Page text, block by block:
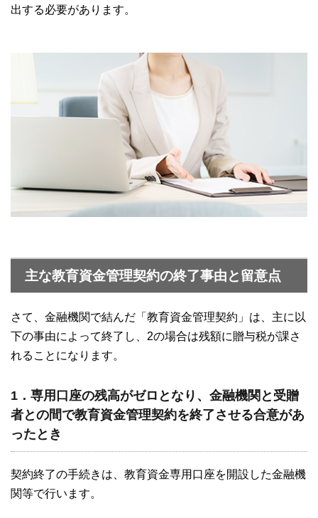
出する必要があります。
主な教育資金管理契約の終了事由と留意点
さて、金融機関で結んだ「教育資金管理契約」は、主に以
下の事由によって終了し、2の場合は残額に贈与税が課さ
れることになります。
1．専用口座の残高がゼロとなり、金融機関と受贈
者との間で教育資金管理契約を終了させる合意があ
ったとき
契約終了の手続きは、教育資金専用口座を開設した金融機
関等で行います。